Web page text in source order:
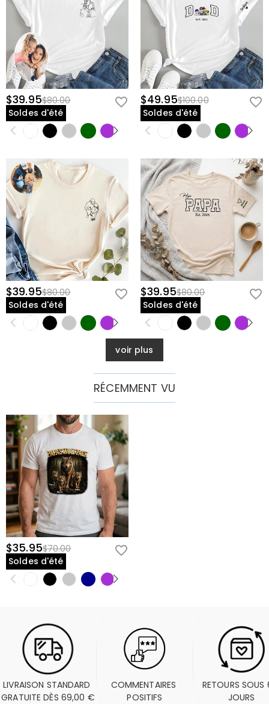
$39.95$80.00
Soldes d'été
$49.95$100.00
Soldes d'été
$39.95$80.00
Soldes d'été
$39.95$80.00
Soldes d'été
voir plus
RÉCEMMENT VU
$35.95$70.00
Soldes d'été
LIVRAISON STANDARD
GRATUITE DÈS 69,00 €
COMMENTAIRES
POSITIFS
RETOURS SOUS
JOURS